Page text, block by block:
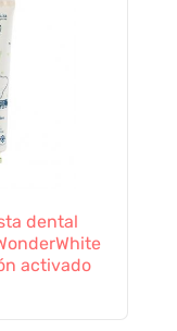
dental
activado